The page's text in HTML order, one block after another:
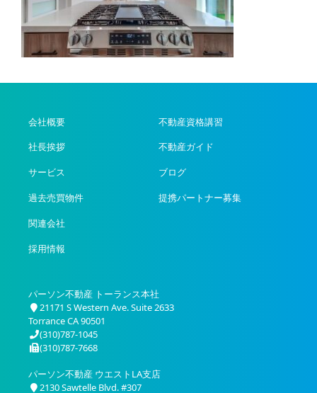
会社概要
社長挨拶
サービス
過去売買物件
関連会社
採用情報
不動産資格講習
不動産ガイド
ブログ
提携パートナー募集
パーソン不動産 トーランス本社
21171 S Western Ave. Suite 2633
Torrance CA 90501
(310)787-1045
(310)787-7668
パーソン不動産 ウエストLA支店
2130 Sawtelle Blvd. #307